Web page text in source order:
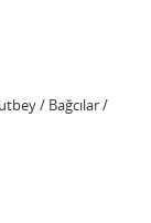
/ Bağcılar /